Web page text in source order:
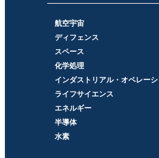
航空宇宙
ディフェンス
スペース
化学処理
インダストリアル・オペレー
ライフサイエンス
エネルギー
半導体
水素